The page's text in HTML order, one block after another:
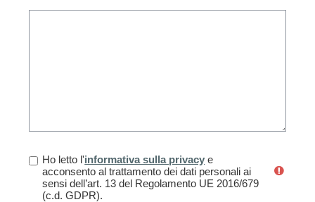
Ho letto l'informativa sulla privacy e
acconsento al trattamento dei dati personali ai
sensi dell’art. 13 del Regolamento UE 2016/679
(c.d. GDPR).